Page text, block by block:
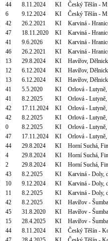
44 8.11.2024 KI
Český Těšín -
6 9.12.2024 KI
Český Těšín -
42 26.2.2021 KI
Karviná -
47 18.11.2020 KI
Karviná -
41 9.6.2026 KI
Karviná -
46 26.2.2021 KI
Karviná -
13 29.8.2024 KI
Havířov,
12 6.12.2024 KI
Havířov,
13 6.12.2024 KI
Havířov,
41 5.5.2020 KI
Orlová - Lutyně,
41 8.2.2025 KI
Orlová - Lutyně,
42 17.11.2024 KI
Orlová - Lutyně,
42 8.2.2025 KI
Orlová -
0 8.2.2025 KI
Orlová -
47 17.11.2024 KI
Orlová -
44 29.8.2024 KI
Horní Suchá,
4 29.8.2024 KI
Horní Suchá,
2 29.8.2024 KI
Horní Suchá,
43 8.2.2025 KI
Karviná - Doly,
10 9.12.2024 KI
Karviná - Doly,
11 8.2.2025 KI
Karviná - Doly,
42 8.2.2025 KI
Havířov -
45 31.8.2020 KI
Havířov -
15 28.4.2025 KI
Havířov -
44 8.11.2024 KI
Český Těšín -